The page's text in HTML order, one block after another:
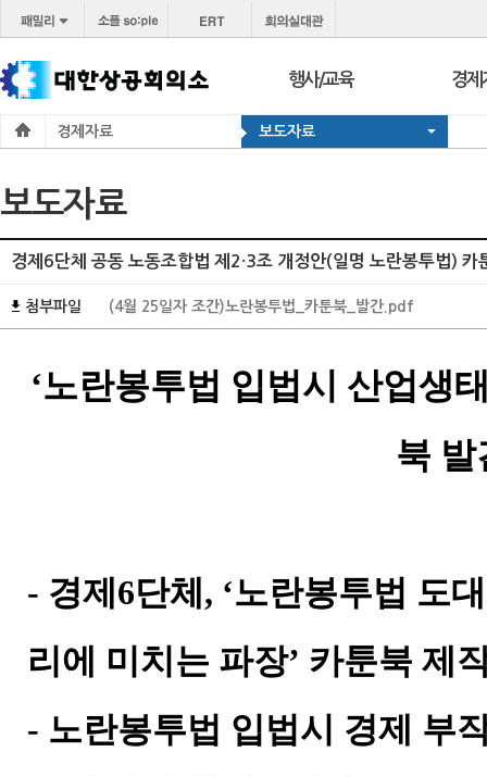
행사/교육
행사
코참경영상담
경제
온라
경제자료 보도자료
보도자료
경제6단체 공동 노동조합법 제2·3조 개정안(일명 노란봉투법) 카
첨부파일 (4월 25일자 조간)노란봉투법_카툰북_발간.pdf
‘노란봉투법 입법시 산업생
북 발
- 경제6단체, ‘노란봉투법 도
리에 미치는 파장’ 카툰북 제
- 노란봉투법 입법시 경제 부